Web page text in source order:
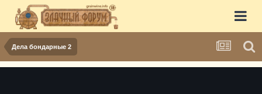
Дела бондарные 2